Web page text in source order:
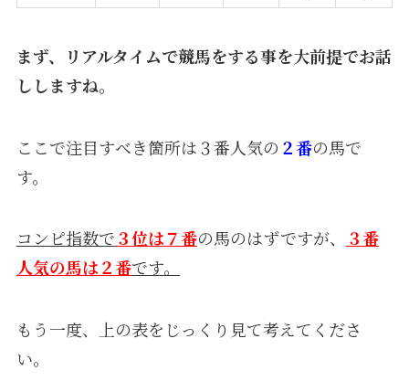
まず、リアルタイムで競馬をする事を大前提でお話
ししますね。
ここで注目すべき箇所は３番人気の ２番の馬で
す。
コンピ指数で３位は７番の馬のはずですが、
３番
人気の馬は２番です。
もう一度、上の表をじっくり見て考えてくださ
い。